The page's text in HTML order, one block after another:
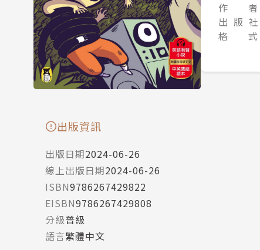
作 者
出 版 社
格 式
出版資訊
出版日期2024-06-26
線上出版日期2024-06-26
ISBN9786267429822
EISBN9786267429808
分級普級
語言繁體中文